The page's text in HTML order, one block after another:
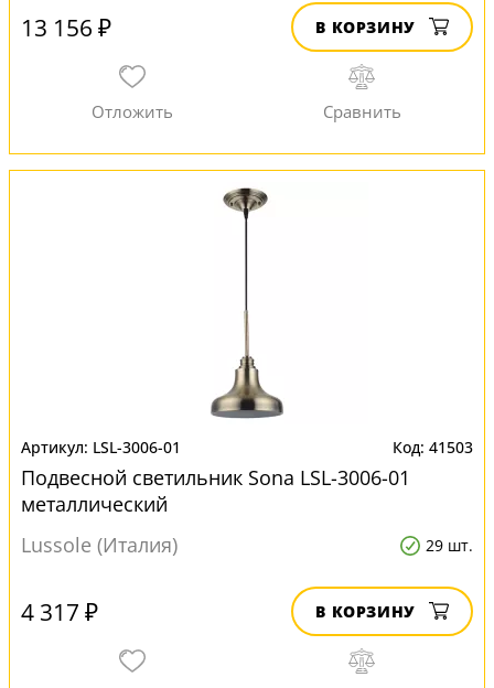
13 156 ₽ В КОРЗИНУ
LSL-3006-01 41503
Подвесной светильник Sona LSL-3006-01
металлический
Lussole (Италия)
29 шт.
4 317 ₽ В КОРЗИНУ